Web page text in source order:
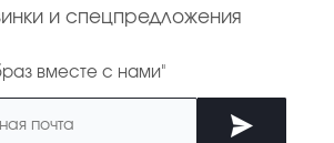
и спецпредложения
вместе с нами"